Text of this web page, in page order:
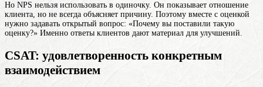
Но NPS нельзя использовать в одиночку. Он показывает отношение
клиента, но не всегда объясняет причину. Поэтому вместе с оценкой
нужно задавать открытый вопрос: «Почему вы поставили такую
оценку?» Именно ответы клиентов дают материал для улучшений.
CSAT: удовлетворенность конкретным
взаимодействием